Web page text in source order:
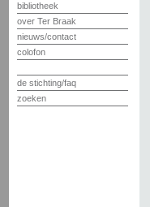
bibliotheek
over Ter Braak
nieuws/contact
colofon
de stichting/faq
zoeken